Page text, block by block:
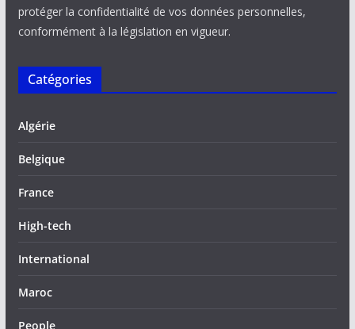
protéger la confidentialité de vos données personnelles,
conformément à la législation en vigueur.
Catégories
Algérie
Belgique
France
High-tech
International
Maroc
People